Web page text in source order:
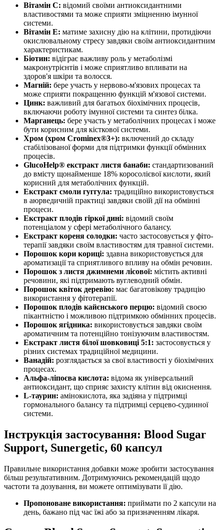
Вітамін С: відомий своїми антиоксидантними
властивостями та може сприяти зміцненню імунної
системи.
Вітамін Е: матиме захисну дію на клітини, протидіючи
окислювальному стресу завдяки своїм антиоксидантним
характеристикам.
Біотин: відіграє важливу роль у метаболізмі
макронутрієнтів і може сприятливо впливати на
здоров'я шкіри та волосся.
Магній: бере участь у нервово-м'язових процесах та
може сприяти покращенню функцій м'язової системи.
Цинк: важливий для багатьох біохімічних процесів,
включаючи роботу імунної системи та синтез білка.
Марганець: бере участь у метаболічних процесах і може
бути корисним для кісткової системи.
Хром (хром Crominex®3+): включений до складу
стабілізованої форми для підтримки функції обмінних
процесів.
GlucoHelp® екстракт листя банаби: стандартизований
до вмісту щонайменше 18% коросолієвої кислоти, який
корисний для метаболічних функцій.
Екстракт смоли гуггула: традиційно використовується
в аюрведичній практиці завдяки своїй дії на обмінні
процеси.
Екстракт плодів гіркої дині: відомий своїм
потенціалом у сфері метаболічного балансу.
Екстракт кореня солодки: часто застосовується у фіто-
терапії завдяки своїм властивостям для травної системи.
Порошок кори кориці: здавна використовується для
ароматизації та сприятливого впливу на обмін речовин.
Порошок з листя джимнеми лісової: містить активні
речовини, які підтримають вуглеводний обмін.
Порошок квіток деревію: має багатовікову традицію
використання у фітотерапії.
Порошок плодів кайєнського перцю: відомий своєю
пікантністю і можливою підтримкою обмінних процесів.
Порошок ягідника: використовується завдяки своїм
ароматичним та потенційно тонізуючим властивостям.
Екстракт листя білої шовковиці 5:1: застосовується у
різних системах традиційної медицини.
Ванадій: розглядається за свої властивості у біохімічних
процесах.
Альфа-ліпоєва кислота: відома як універсальний
антиоксидант, що сприяє захисту клітин від окиснення.
L-таурин: амінокислота, яка задіяна у підтримці
гормонального балансу та підтримці серцево-судинної
системи.
Інструкція застосування: Blood Sugar
Support, Sunergetic, 60 капсул
Правильне використання добавки може зробити застосування
більш результативним. Дотримуючись рекомендацій щодо
частоти та дозування, ви можете оптимізувати її дію.
Пропоноване використання: приймати по 2 капсули на
день, бажано під час їжі або за призначенням лікаря.